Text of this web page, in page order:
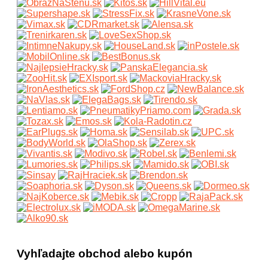
Vyhľadajte obchod alebo kupón